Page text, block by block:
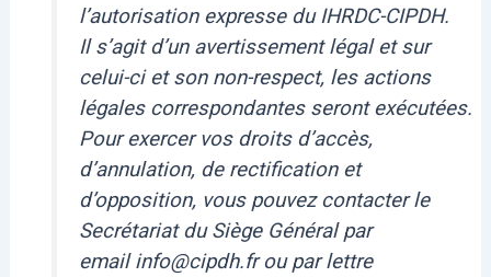
l’autorisation expresse du IHRDC-CIPDH.
Il s’agit d’un avertissement légal et sur
celui-ci et son non-respect, les actions
légales correspondantes seront exécutées.
Pour exercer vos droits d’accès,
d’annulation, de rectification et
d’opposition, vous pouvez contacter le
Secrétariat du Siège Général par
email info@cipdh.fr ou par lettre